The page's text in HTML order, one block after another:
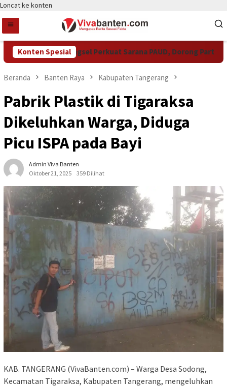
Loncat ke konten
Konten Spesial
Pemkot Tangsel Perkuat Sarana PAUD, Dorong Partisipasi
Beranda Banten Raya Kabupaten Tangerang
Pabrik Plastik di Tigaraksa
Dikeluhkan Warga, Diduga
Picu ISPA pada Bayi
Admin Viva Banten
Oktober 21, 2025
359 Dilihat
KAB. TANGERANG (VivaBanten.com) – Warga Desa Sodong,
Kecamatan Tigaraksa, Kabupaten Tangerang, mengeluhkan